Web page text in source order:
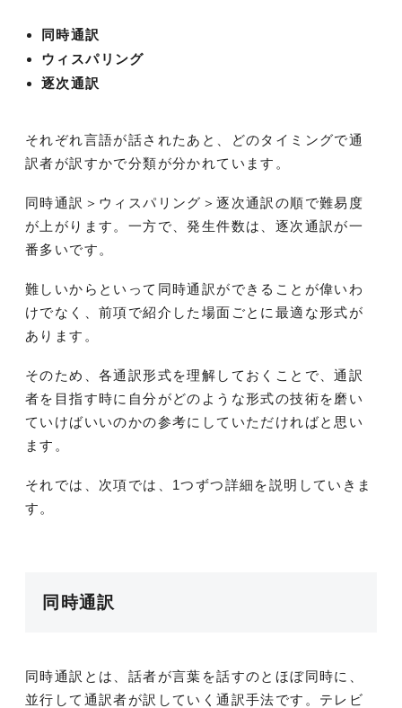
同時通訳
ウィスパリング
逐次通訳
それぞれ言語が話されたあと、どのタイミングで通
訳者が訳すかで分類が分かれています。
同時通訳＞ウィスパリング＞逐次通訳の順で難易度
が上がります。一方で、発生件数は、逐次通訳が一
番多いです。
難しいからといって同時通訳ができることが偉いわ
けでなく、前項で紹介した場面ごとに最適な形式が
あります。
そのため、各通訳形式を理解しておくことで、通訳
者を目指す時に自分がどのような形式の技術を磨い
ていけばいいのかの参考にしていただければと思い
ます。
それでは、次項では、1つずつ詳細を説明していきま
す。
同時通訳
同時通訳とは、話者が言葉を話すのとほぼ同時に、
並行して通訳者が訳していく通訳手法です。テレビ